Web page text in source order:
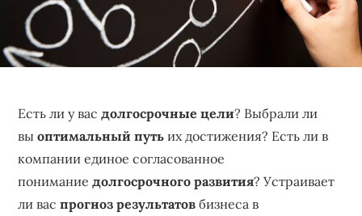
бизнеса,
создающее
устойчивые
Есть ли у васдолгосрочные цели? Выбрали ли
выоптимальный путь их достижения? Есть ли в
компании единое согласованное
пониманиедолгосрочного развития? Устраивает
ли васпрогноз результатов бизнеса в